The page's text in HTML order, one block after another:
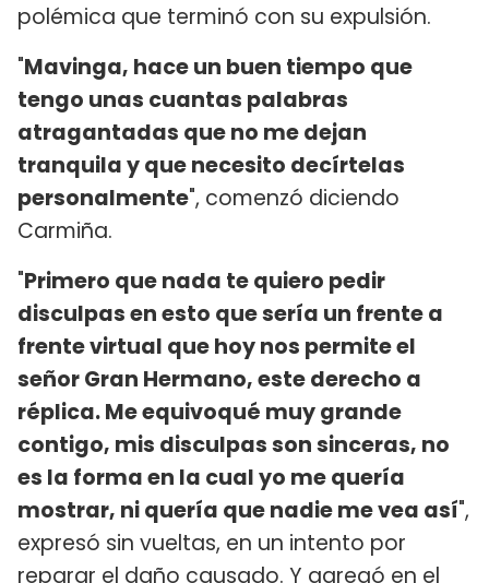
polémica que terminó con su expulsión.
"Mavinga, hace un buen tiempo que
tengo unas cuantas palabras
atragantadas que no me dejan
tranquila y que necesito decírtelas
personalmente", comenzó diciendo
Carmiña.
"Primero que nada te quiero pedir
disculpas en esto que sería un frente a
frente virtual que hoy nos permite el
señor Gran Hermano, este derecho a
réplica. Me equivoqué muy grande
contigo, mis disculpas son sinceras, no
es la forma en la cual yo me quería
mostrar, ni quería que nadie me vea así",
expresó sin vueltas, en un intento por
reparar el daño causado. Y agregó en el